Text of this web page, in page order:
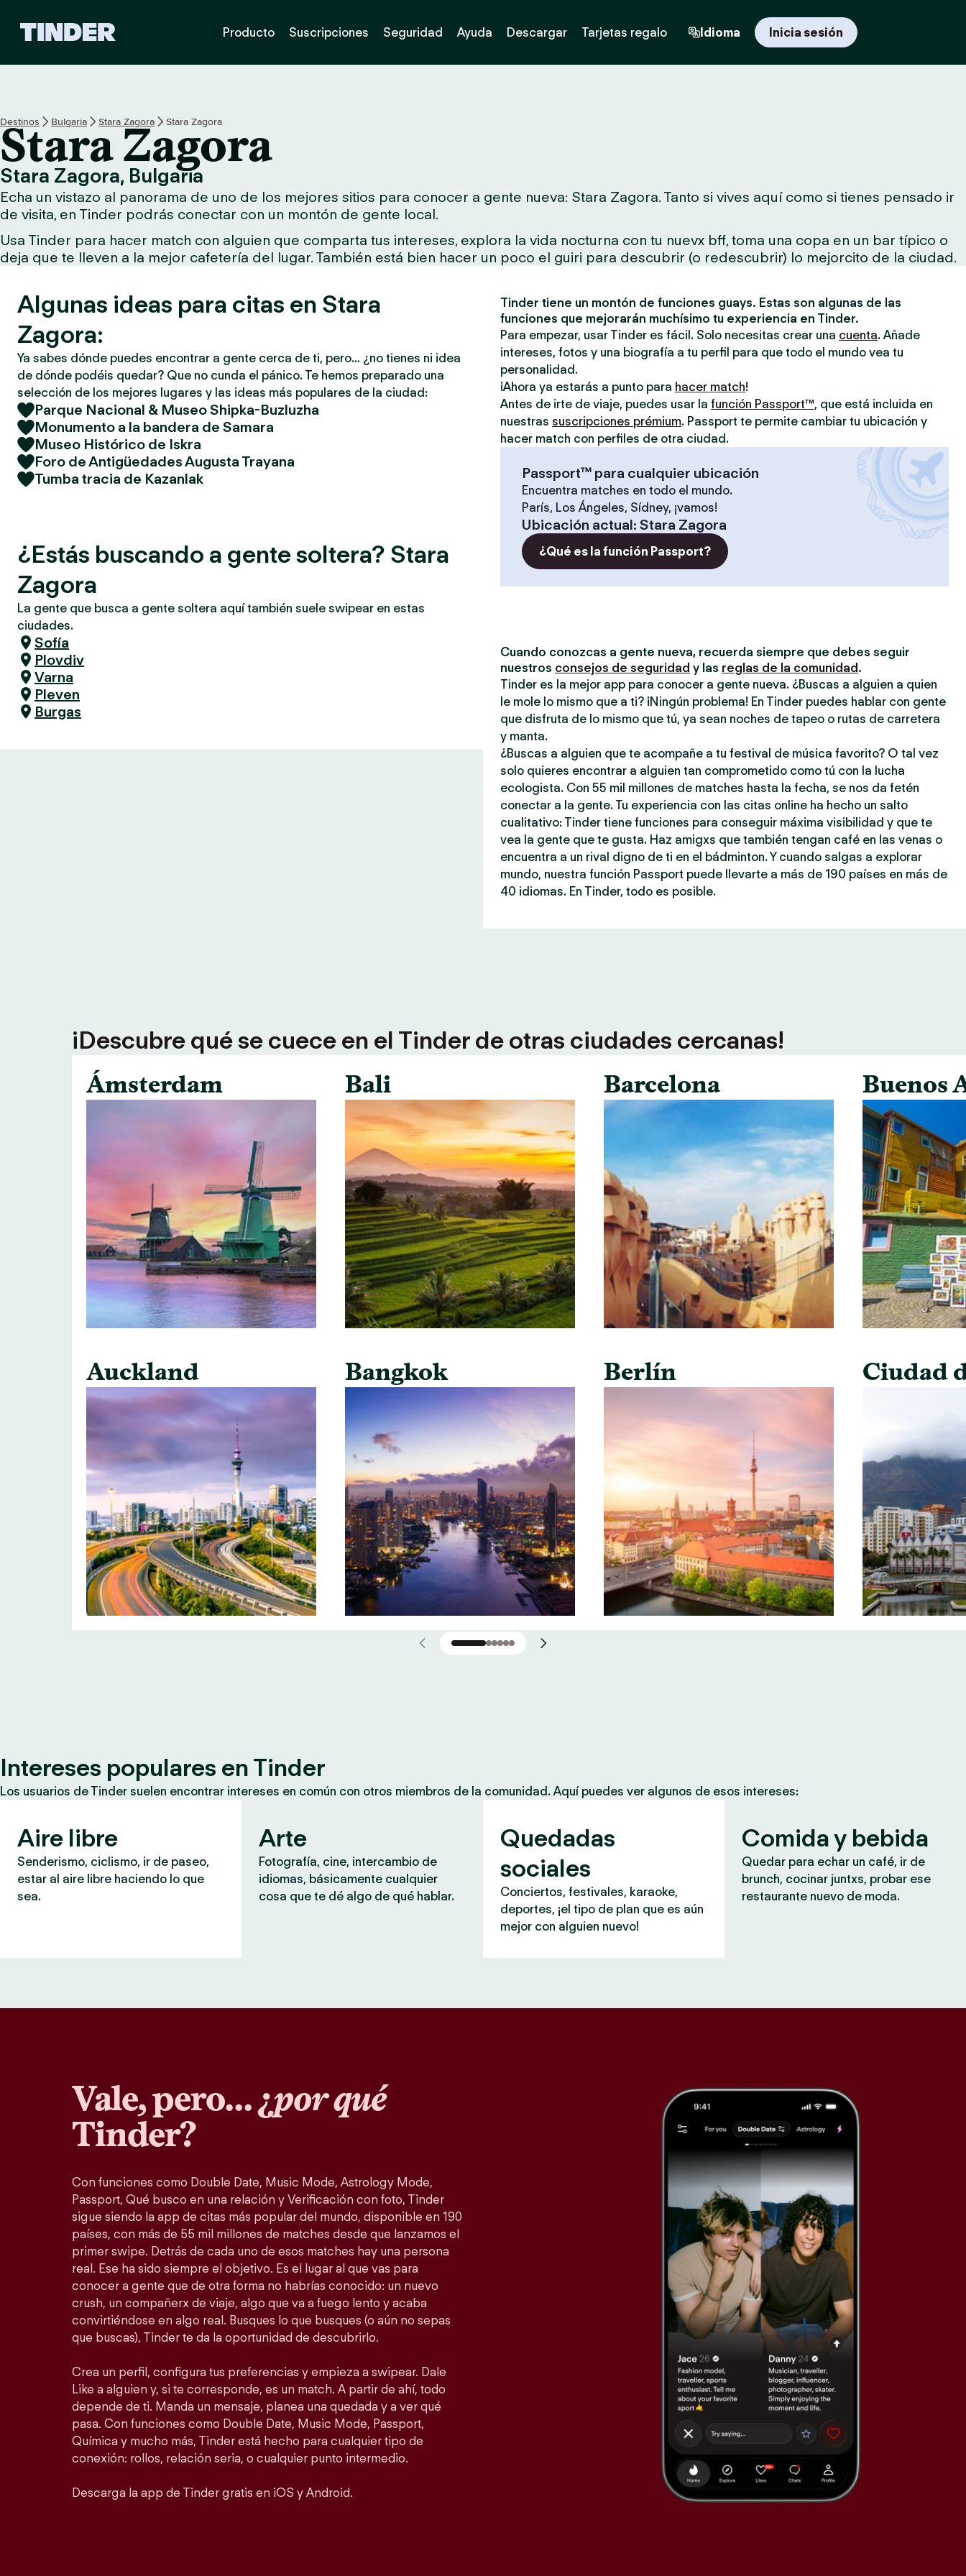
I
n
i
o
Producto Suscripciones Seguridad Ayuda Descargar Tarjetas regalo Idioma Inicia sesión
Destinos Bulgaria Stara Zagora Stara Zagora
Stara Zagora
Stara Zagora, Bulgaria
Echa un vistazo al panorama de uno de los mejores sitios para conocer a gente nueva: Stara Zagora. Tanto si vives aquí como si tienes pensado ir
de visita, en Tinder podrás conectar con un montón de gente local.
Usa Tinder para hacer match con alguien que comparta tus intereses, explora la vida nocturna con tu nuevx bff, toma una copa en un bar típico o
deja que te lleven a la mejor cafetería del lugar. También está bien hacer un poco el guiri para descubrir (o redescubrir) lo mejorcito de la ciudad.
Algunas ideas para citas en Stara
Zagora:
Ya sabes dónde puedes encontrar a gente cerca de ti, pero… ¿no tienes ni idea
de dónde podéis quedar? Que no cunda el pánico. Te hemos preparado una
selección de los mejores lugares y las ideas más populares de la ciudad:
Parque Nacional & Museo Shipka-Buzluzha
Monumento a la bandera de Samara
Museo Histórico de Iskra
Foro de Antigüedades Augusta Trayana
Tumba tracia de Kazanlak
¿Estás buscando a gente soltera? Stara
Zagora
La gente que busca a gente soltera aquí también suele swipear en estas
ciudades.
Sofía
Plovdiv
Varna
Pleven
Burgas
Tinder tiene un montón de funciones guays. Estas son algunas de las
funciones que mejorarán muchísimo tu experiencia en Tinder.
Para empezar, usar Tinder es fácil. Solo necesitas crear una cuenta. Añade
intereses, fotos y una biografía a tu perfil para que todo el mundo vea tu
personalidad.
¡Ahora ya estarás a punto para hacer match!
Antes de irte de viaje, puedes usar la función Passport™, que está incluida en
nuestras suscripciones prémium. Passport te permite cambiar tu ubicación y
hacer match con perfiles de otra ciudad.
Passport™ para cualquier ubicación
Encuentra matches en todo el mundo.
París, Los Ángeles, Sídney, ¡vamos!
Ubicación actual: Stara Zagora
¿Qué es la función Passport?
Cuando conozcas a gente nueva, recuerda siempre que debes seguir
nuestros consejos de seguridad y las reglas de la comunidad .
Tinder es la mejor app para conocer a gente nueva. ¿Buscas a alguien a quien
le mole lo mismo que a ti? ¡Ningún problema! En Tinder puedes hablar con gente
que disfruta de lo mismo que tú, ya sean noches de tapeo o rutas de carretera
y manta.
¿Buscas a alguien que te acompañe a tu festival de música favorito? O tal vez
solo quieres encontrar a alguien tan comprometido como tú con la lucha
ecologista. Con 55 mil millones de matches hasta la fecha, se nos da fetén
conectar a la gente. Tu experiencia con las citas online ha hecho un salto
cualitativo: Tinder tiene funciones para conseguir máxima visibilidad y que te
vea la gente que te gusta. Haz amigxs que también tengan café en las venas o
encuentra a un rival digno de ti en el bádminton. Y cuando salgas a explorar
mundo, nuestra función Passport puede llevarte a más de 190 países en más de
40 idiomas. En Tinder, todo es posible.
¡Descubre qué se cuece en el Tinder de otras ciudades cercanas!
Ámsterdam
Auckland
Bali
Bangkok
Barcelona
Berlín
Buenos
Ciudad
Intereses populares en Tinder
Los usuarios de Tinder suelen encontrar intereses en común con otros miembros de la comunidad. Aquí puedes ver algunos de esos intereses:
Aire libre
Senderismo, ciclismo, ir de paseo,
estar al aire libre haciendo lo que
sea.
Arte
Fotografía, cine, intercambio de
idiomas, básicamente cualquier
cosa que te dé algo de qué hablar.
Quedadas
sociales
Conciertos, festivales, karaoke,
deportes, ¡el tipo de plan que es aún
mejor con alguien nuevo!
Comida y bebida
Quedar para echar un café, ir de
brunch, cocinar juntxs, probar ese
restaurante nuevo de moda.
Vale, pero… ¿por qué
Tinder?
Con funciones como Double Date, Music Mode, Astrology Mode,
Passport, Qué busco en una relación y Verificación con foto, Tinder
sigue siendo la app de citas más popular del mundo, disponible en 190
países, con más de 55 mil millones de matches desde que lanzamos el
primer swipe. Detrás de cada uno de esos matches hay una persona
real. Ese ha sido siempre el objetivo. Es el lugar al que vas para
conocer a gente que de otra forma no habrías conocido: un nuevo
crush, un compañerx de viaje, algo que va a fuego lento y acaba
convirtiéndose en algo real. Busques lo que busques (o aún no sepas
que buscas), Tinder te da la oportunidad de descubrirlo.
Crea un perfil, configura tus preferencias y empieza a swipear. Dale
Like a alguien y, si te corresponde, es un match. A partir de ahí, todo
depende de ti. Manda un mensaje, planea una quedada y a ver qué
pasa. Con funciones como Double Date, Music Mode, Passport,
Química y mucho más, Tinder está hecho para cualquier tipo de
conexión: rollos, relación seria, o cualquier punto intermedio.
Descarga la app de Tinder gratis en iOS y Android.